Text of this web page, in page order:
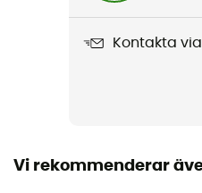
Kontakta
Vi rekommenderar